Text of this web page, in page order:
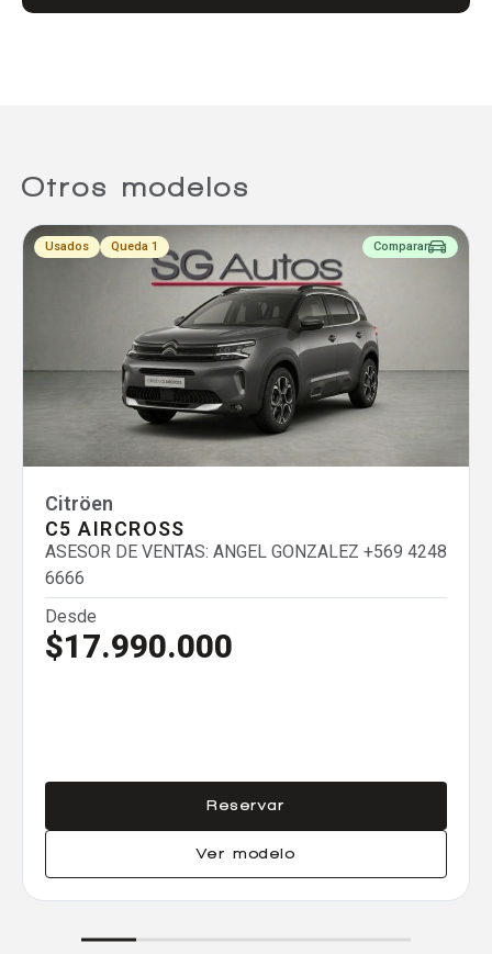
Otros modelos
Usados Queda 1 Comparar
Citröen
C5 AIRCROSS
ASESOR DE VENTAS: ANGEL GONZALEZ +569 4248
6666
Desde
$17.990.000
Reservar
Ver modelo
Agregar un vehículo
Agregar un vehículo
Eliminar todos